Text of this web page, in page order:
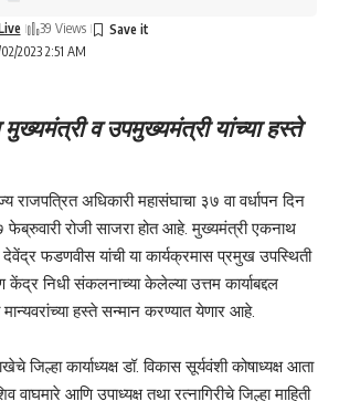
2023 2:51 AM
39 Views
मुख्यमंत्री व उपमुख्यमंत्री यांच्या हस्ते
राजपत्रित अधिकारी महासंघाचा ३७ वा वर्धापन दिन
फेब्रुवारी रोजी साजरा होत आहे. मुख्यमंत्री एकनाथ
फडणवीस यांची या कार्यक्रमास प्रमुख उपस्थिती
निधी संकलनाच्या केलेल्या उत्तम कार्याबद्दल
मान्यवरांच्या हस्ते सन्मान करण्यात येणार आहे.
जिल्हा कार्याध्यक्ष डॉ. विकास सूर्यवंशी कोषाध्यक्ष आता
वाघमारे आणि उपाध्यक्ष तथा रत्नागिरीचे जिल्हा माहिती